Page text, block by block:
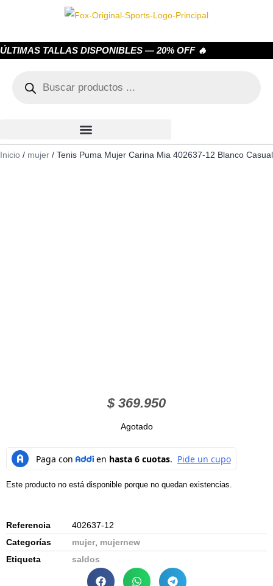
ÚLTIMAS TALLAS DISPONIBLES — 20% OFF 🔥
Inicio / mujer / Tenis Puma Mujer Carina Mia 402637-12 Blanco Casual
$369.950
Agotado
Este producto no está disponible porque no quedan existencias.
Referencia
402637-12
Categorías
mujer, mujernew
Etiqueta
saldos